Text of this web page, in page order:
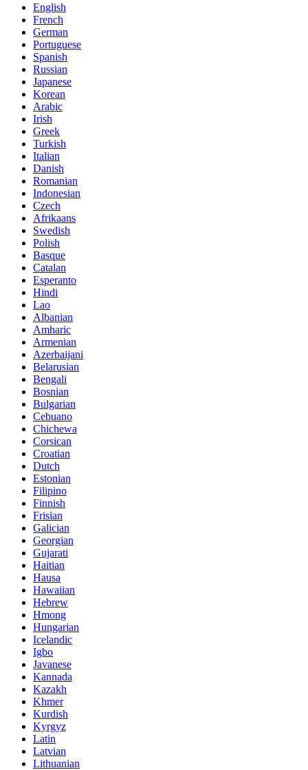
English
French
German
Portuguese
Spanish
Russian
Japanese
Korean
Arabic
Irish
Greek
Turkish
Italian
Danish
Romanian
Indonesian
Czech
Afrikaans
Swedish
Polish
Basque
Catalan
Esperanto
Hindi
Lao
Albanian
Amharic
Armenian
Azerbaijani
Belarusian
Bengali
Bosnian
Bulgarian
Cebuano
Chichewa
Corsican
Croatian
Dutch
Estonian
Filipino
Finnish
Frisian
Galician
Georgian
Gujarati
Haitian
Hausa
Hawaiian
Hebrew
Hmong
Hungarian
Icelandic
Igbo
Javanese
Kannada
Kazakh
Khmer
Kurdish
Kyrgyz
Latin
Latvian
Lithuanian